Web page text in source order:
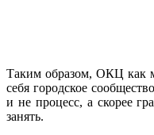
Таким образом, ОКЦ как
себя городское
и не процесс, а скорее
занять.